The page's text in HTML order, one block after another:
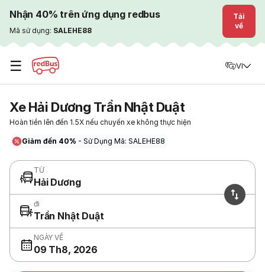
Nhận 40% trên ứng dụng redbus
Mã sử dụng: SALEHE88
Tải
về
☰ VI
Xe Hải Dương Trần Nhật Duật
Hoàn tiền lên đến 1.5X nếu chuyến xe không thực hiện
Giảm đến 40% - Sử Dụng Mã: SALEHE88
TỪ
Hải Dương
đi
Trần Nhật Duật
NGÀY VỀ
09 Th8, 2026